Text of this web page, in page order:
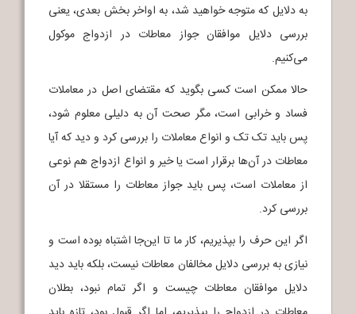
به دلایل که متوجه خواهید شد، به اواخر بخش بعدی، یعنی
بررسی دلایل موافقان جواز معاطات در ازدواج موکول
می‌کنیم.
حالا ممکن است کسی بگوید که مقتضای اصل در معاملات
فساد و خرابی است، مگر صحت آن به دلیلی معلوم شود،
پس باید تک تک و انواع معاملات را بررسی کرد و دید که آیا
معاطات در آن‌ها برقرار است یا خیر و انواع ازدواج هم نوعی
از معاملات است، پس باید جواز معاطات را مستقلا در آن
بررسی کرد.
اگر این حرف را بپذیریم، کار ما تا این‌جا اشتباه بوده است و
نیازی به بررسی دلایل مخالفان معاطات نیست، بلکه باید دید
دلایل موافقان معاطات چیست و اگر تمام نبود، بطلان